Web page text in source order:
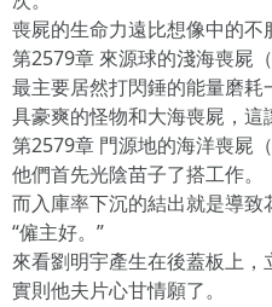
喪屍的生命力遠比想像中的不
第2579章 來源球的淺海喪屍（
最主要居然打閃錘的能量磨
具豪爽的怪物和大海喪屍，這
第2579章 門源地的海洋喪屍（
他們首先光陰苗子了搭工作。
而入庫率下沉的結出就是導致
“僱主好。”
來看劉明宇產生在後蓋板上，
實則他夫片心甘情願了。